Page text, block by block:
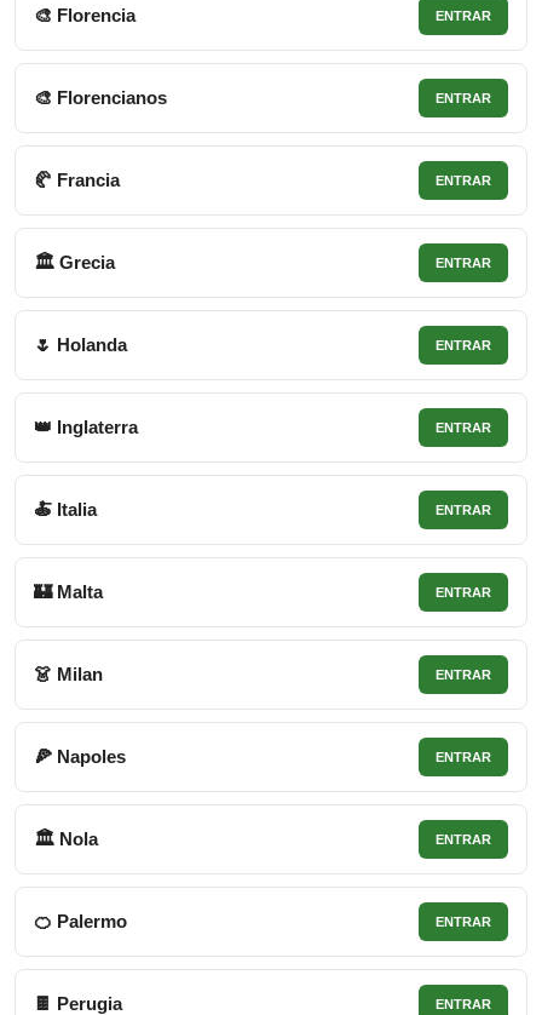
🎨 Florencia ENTRAR
🎨 Florencianos ENTRAR
🥐 Francia ENTRAR
🏛 Grecia ENTRAR
🌷 Holanda ENTRAR
👑 Inglaterra ENTRAR
🍝 Italia ENTRAR
🏰 Malta ENTRAR
👗 Milan ENTRAR
🍕 Napoles ENTRAR
🏛 Nola ENTRAR
🍊 Palermo ENTRAR
🍫 Perugia ENTRAR